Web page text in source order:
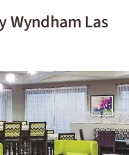
Wyndham Las